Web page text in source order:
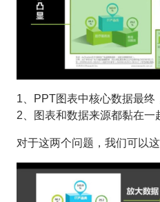
1、PPT图表中核心数据最终
2、图表和数据来源都黏在一
对于这两个问题，我们可以这